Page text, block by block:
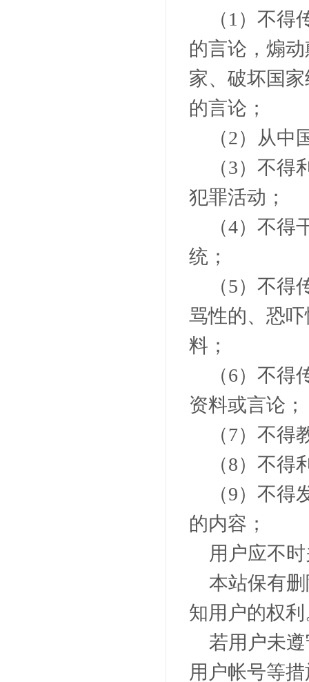
（1 ）不得
的言论，煽
家、破坏国
的言论；
（2）从中
（3）不得
犯罪活动；
（4）不得
统；
（5）不得
骂性的、恐
料；
（6）不得
资料或言论；
（7）不得
（8）不得
（9）不得
的内容；
用户应不
本站保有
知用户的权
若用户未
用户帐号等